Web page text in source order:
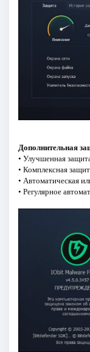
Дополнительная
• Улучшенная
• Комплексная
• Автоматическая
• Регулярное